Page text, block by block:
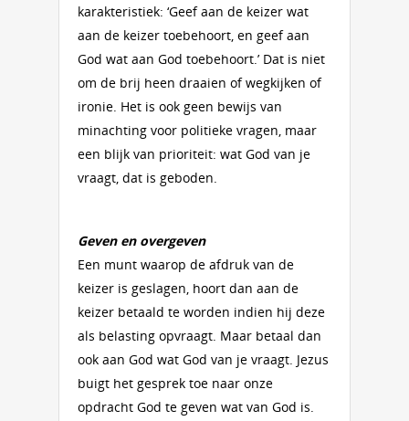
karakteristiek: ‘Geef aan de keizer wat
aan de keizer toebehoort, en geef aan
God wat aan God toebehoort.’ Dat is niet
om de brij heen draaien of wegkijken of
ironie. Het is ook geen bewijs van
minachting voor politieke vragen, maar
een blijk van prioriteit: wat God van je
vraagt, dat is geboden.
Geven en overgeven
Een munt waarop de afdruk van de
keizer is geslagen, hoort dan aan de
keizer betaald te worden indien hij deze
als belasting opvraagt. Maar betaal dan
ook aan God wat God van je vraagt. Jezus
buigt het gesprek toe naar onze
opdracht God te geven wat van God is.